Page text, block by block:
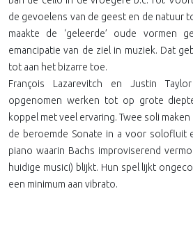
de gevoelens van de geest en de natuur
maakte de ‘geleerde’ oude vormen
emancipatie van de ziel in muziek. Dat
tot aan het bizarre toe.
François Lazarevitch en Justin
opgenomen werken tot op grote
koppel met veel ervaring. Twee soli
de beroemde Sonate in a voor solofluit
piano waarin Bachs improviserend
huidige musici) blijkt. Hun spel lijkt
een minimum aan vibrato.